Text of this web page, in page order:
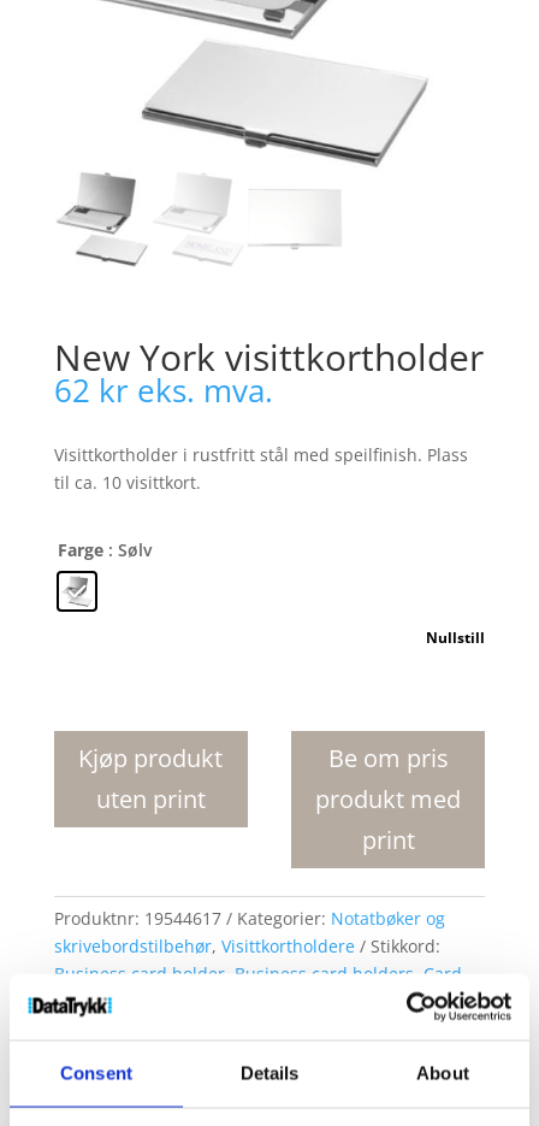
Consent Details About
New York visittkortholder
62 kr eks. mva.
Visittkortholder i rustfritt stål med speilfinish. Plass
til ca. 10 visittkort.
Farge : Sølv
Nullstill
visittkortholder
antall
Kjøp produkt
uten print
Be om pris
produkt med
print
Produktnr: 19544617 Kategorier: Notatbøker og
skrivebordstilbehør, Visittkortholdere
Stikkord:
Business card holder, Business card holders Card
holder,